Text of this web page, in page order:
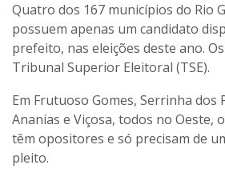
Quatro dos 167 municípios do Rio
possuem apenas um candidato
prefeito, nas eleições deste ano.
Tribunal Superior Eleitoral (TSE).
Em Frutuoso Gomes, Serrinha dos
Ananias e Viçosa, todos no Oeste,
têm opositores e só precisam de
pleito.